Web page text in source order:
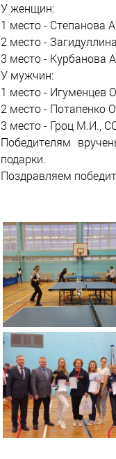
У женщин:
1 место - Степанова
2 место -
3 место -
У мужчин:
1 место - Игуменцев
2 место -
3 место - Гроц М.И.,
Победителям
подарки.
Поздравляем